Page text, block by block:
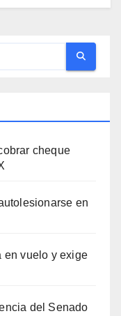
cheque
en
en vuelo y exige
del Senado